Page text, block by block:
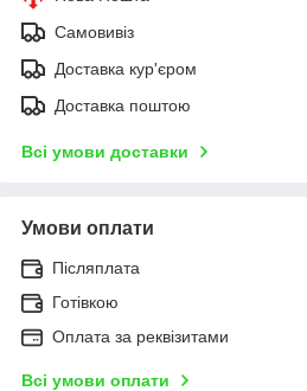
Самовивіз
Доставка кур'єром
Доставка поштою
Всі умови доставки
Умови оплати
Післяплата
Готівкою
Оплата за реквізитами
Всі умови оплати